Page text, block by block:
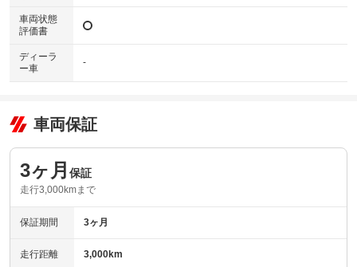
車両状態
評価書
ディーラ
ー車
-
車両保証
3ヶ月 保証
走行3,000kmまで
保証期間 3ヶ月
走行距離 3,000km